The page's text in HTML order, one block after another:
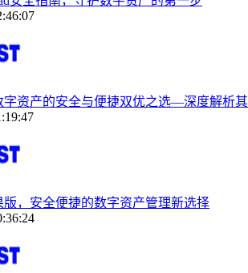
字资产的安全与便捷双优之选—深度解析
版，安全便捷的数字资产管理新选择